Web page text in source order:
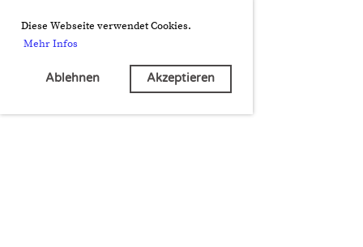
Diese Webseite verwendet Cookies.
Mehr Infos
Ablehnen Akzeptieren